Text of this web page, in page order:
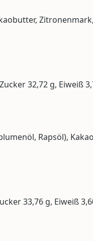
32,72 g, Eiweiß
Rapsöl),
33,76 g, Eiweiß